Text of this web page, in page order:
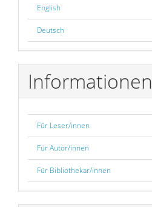
English
Deutsch
Informationen
Für Leser/innen
Für Autor/innen
Für Bibliothekar/innen